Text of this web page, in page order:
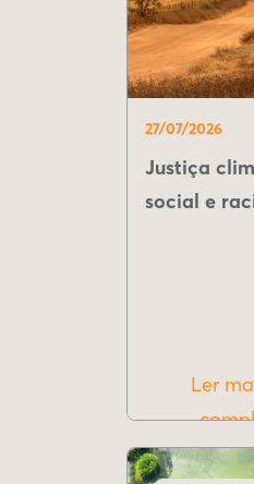
27/07/2026
Justiça
social e
Ler